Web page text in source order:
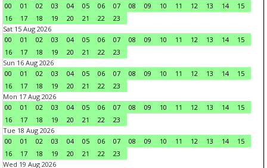
00
01 02 03 04 05 06 07 08 09 10 11 12 13 14
15
16
17 18 19 20 21 22
23
Sat 15 Aug 2026
00
01 02 03 04 05 06 07 08 09 10 11 12 13 14
15
16
17 18 19 20 21 22
23
Sun 16 Aug 2026
00
01 02 03 04 05 06 07 08 09 10 11 12 13 14
15
16
17 18 19 20 21 22
23
Mon 17 Aug 2026
00
01 02 03 04 05 06 07 08 09 10 11 12 13 14
15
16
17 18 19 20 21 22
23
Tue 18 Aug 2026
00
01 02 03 04 05 06 07 08 09 10 11 12 13 14
15
16
17 18 19 20 21 22
23
Wed 19 Aug 2026